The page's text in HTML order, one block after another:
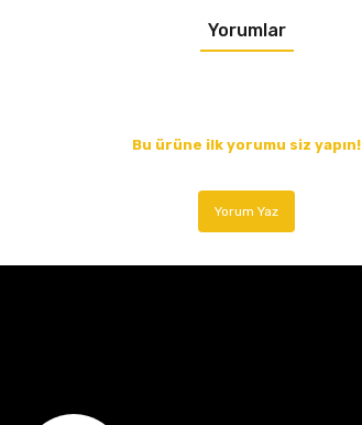
Yorumlar
Bu ürüne ilk yorumu siz yapın!
Yorum Yaz